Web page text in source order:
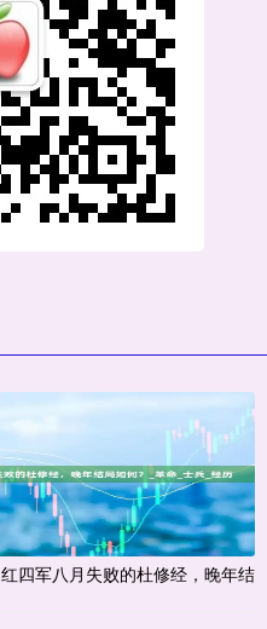
四军八月失败的杜修经，晚年结